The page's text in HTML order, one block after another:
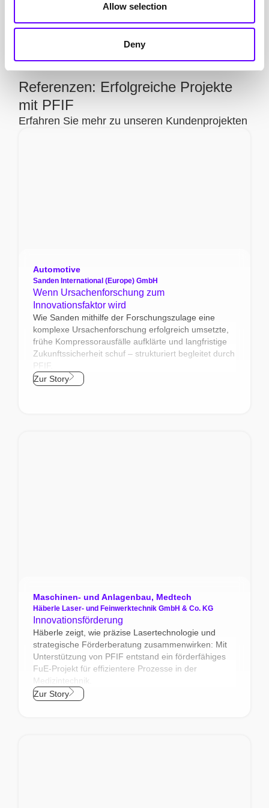
Allow selection
Deny
Referenzen: Erfolgreiche Projekte
mit PFIF
Erfahren Sie mehr zu unseren Kundenprojekten
Automotive
Sanden International (Europe) GmbH
Wenn Ursachenforschung zum
Innovationsfaktor wird
Wie Sanden mithilfe der Forschungszulage eine
komplexe Ursachenforschung erfolgreich umsetzte,
frühe Kompressorausfälle aufklärte und langfristige
Zukunftssicherheit schuf – strukturiert begleitet durch
PFIF.
Zur Story
Maschinen- und Anlagenbau, Medtech
Häberle Laser- und Feinwerktechnik GmbH & Co. KG
Innovationsförderung
Häberle zeigt, wie präzise Lasertechnologie und
strategische Förderberatung zusammenwirken: Mit
Unterstützung von PFIF entstand ein förderfähiges
FuE‑Projekt für effizientere Prozesse in der
Medizintechnik.
Zur Story